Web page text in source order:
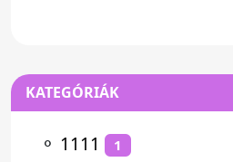
KATEGÓRIÁK
⚬ 1111 1